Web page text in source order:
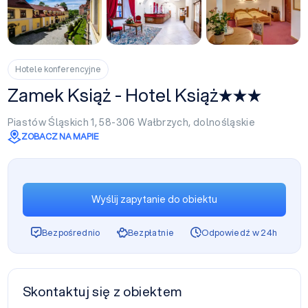
Hotele konferencyjne
Zamek Książ - Hotel Książ
Piastów Śląskich 1, 58-306 Wałbrzych, dolnośląskie
ZOBACZ NA MAPIE
Wyślij zapytanie do obiektu
Bezpośrednio Bezpłatnie Odpowiedź w 24h
Skontaktuj się z obiektem